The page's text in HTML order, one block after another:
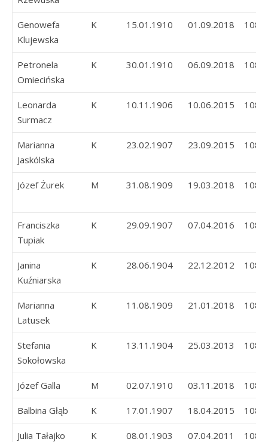
Genowefa
Klujewska
K 15.01.1910 01.09.2018 108
Petronela
Omiecińska
K 30.01.1910 06.09.2018 108
Leonarda
Surmacz
K 10.11.1906 10.06.2015 108
Marianna
Jaskólska
K 23.02.1907 23.09.2015 108
Józef Żurek M 31.08.1909 19.03.2018 108
Franciszka
Tupiak
K 29.09.1907 07.04.2016 108
Janina
Kuźniarska
K 28.06.1904 22.12.2012 108
Marianna
Latusek
K 11.08.1909 21.01.2018 108
Stefania
Sokołowska
K 13.11.1904 25.03.2013 108
Józef Galla M 02.07.1910 03.11.2018 108
Balbina Głąb K 17.01.1907 18.04.2015 108
Julia Tałajko K 08.01.1903 07.04.2011 108